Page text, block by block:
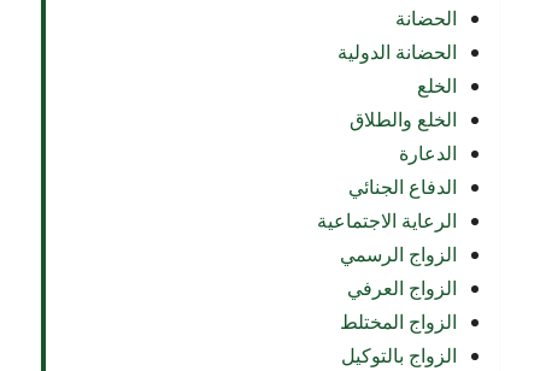
الحضانة
الحضانة الدولية
الخلع
الخلع والطلاق
الدعارة
الدفاع الجنائي
الرعاية الاجتماعية
الزواج الرسمي
الزواج العرفي
الزواج المختلط
الزواج بالتوكيل